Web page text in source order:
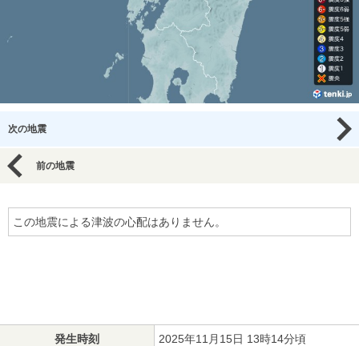
次の地震
前の地震
この地震による津波の心配はありません。
発生時刻 2025年11月15日 13時14分頃